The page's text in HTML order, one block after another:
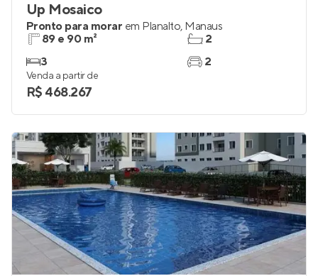
Up Mosaico
Pronto para morar em Planalto, Manaus
89 e 90 m²
3
2
2
Venda a partir de
R$ 468.267